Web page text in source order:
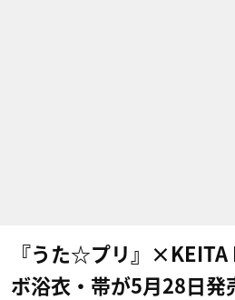
『うた☆プリ』×KEITA
ボ浴衣・帯が5月28日